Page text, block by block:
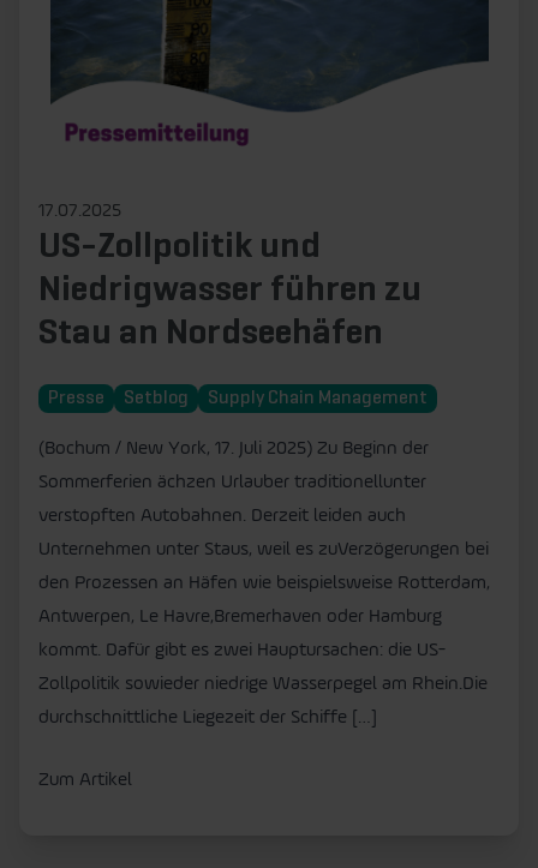
17.07.2025
US-Zollpolitik und
Niedrigwasser führen zu
Stau an Nordseehäfen
Presse Setblog Supply Chain Management
(Bochum / New York, 17. Juli 2025) Zu Beginn der
Sommerferien ächzen Urlauber traditionellunter
verstopften Autobahnen. Derzeit leiden auch
Unternehmen unter Staus, weil es zuVerzögerungen bei
den Prozessen an Häfen wie beispielsweise Rotterdam,
Antwerpen, Le Havre,Bremerhaven oder Hamburg
kommt. Dafür gibt es zwei Hauptursachen: die US-
Zollpolitik sowieder niedrige Wasserpegel am Rhein.Die
durchschnittliche Liegezeit der Schiffe […]
Zum Artikel